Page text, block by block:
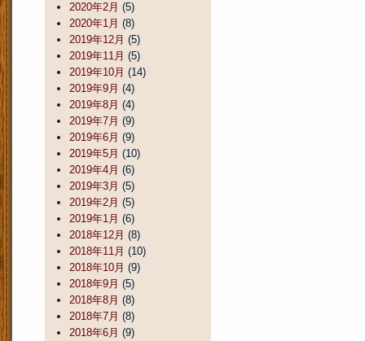
2020年2月 (5)
2020年1月 (8)
2019年12月 (5)
2019年11月 (5)
2019年10月 (14)
2019年9月 (4)
2019年8月 (4)
2019年7月 (9)
2019年6月 (9)
2019年5月 (10)
2019年4月 (6)
2019年3月 (5)
2019年2月 (5)
2019年1月 (6)
2018年12月 (8)
2018年11月 (10)
2018年10月 (9)
2018年9月 (5)
2018年8月 (8)
2018年7月 (8)
2018年6月 (9)